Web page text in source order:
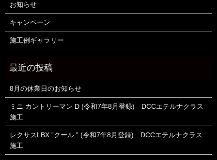
お知らせ
キャンペーン
施工例ギャラリー
8月の休業日のお知らせ
ミニ カントリーマン D (令和7年8月登録) DCCエテルナクラス
施工
レクサスLBX ”クール ” (令和7年8月登録) DCCエテルナクラス
施工